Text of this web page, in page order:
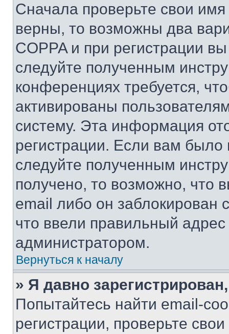
Сначала проверьте свои
верны, то возможны два
COPPA и при регистрации
следуйте полученным
конференциях требуется,
активированы
систему. Эта информация
регистрации. Если вам
следуйте полученным
получено, то возможно, что
email либо он
что ввели правильный адрес
администратором.
Вернуться к началу
» Я давно
Попытайтесь найти email-
регистрации, проверьте